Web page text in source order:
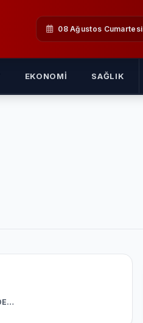
08 Ağustos Cumartesi
EKONOMI SAĞLIK
RODOS ADASI (AKDENIZ)